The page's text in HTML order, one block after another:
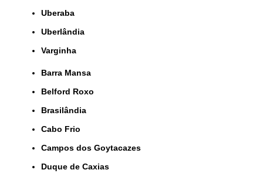
Uberaba
Uberlândia
Varginha
Barra Mansa
Belford Roxo
Brasilândia
Cabo Frio
Campos dos Goytacazes
Duque de Caxias